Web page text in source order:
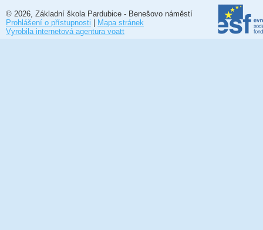
© 2026, Základní škola Pardubice - Benešovo náměstí
Prohlášení o přístupnosti | Mapa stránek
Vyrobila internetová agentura voatt